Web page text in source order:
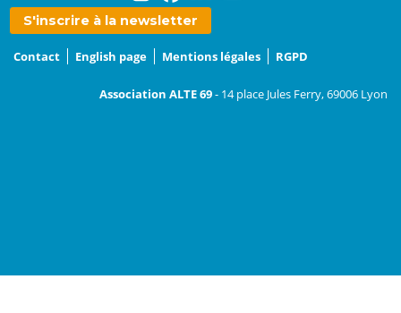
S'inscrire à la newsletter
Contact English page Mentions légales RGPD
Association ALTE 69- 14 place Jules Ferry, 69006 Lyon